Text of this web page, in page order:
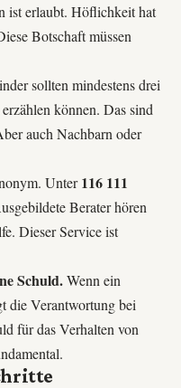
ist erlaubt. Höflichkeit hat
Botschaft müssen
sollten mindestens drei
können. Das sind
auch Nachbarn oder
Unter116 111
Berater hören
Dieser Service ist
Schuld.Wenn ein
die Verantwortung bei
für das Verhalten von